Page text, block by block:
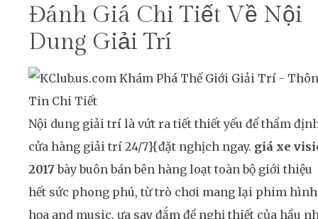
Đánh Giá Chi Tiết Về Nội
Dung Giải Trí
Nội dung giải trí là vứt ra tiết thiết yếu để thẩm
cửa hàng giải trí 24/7}{đặt nghịch ngay. giá xe
2017 bày buôn bán bên hàng loạt toàn bộ giới thiệu
hết sức phong phú, từ trò chơi mang lại phim hình
họa and music, ưa say đắm đề nghị thiết của hầu